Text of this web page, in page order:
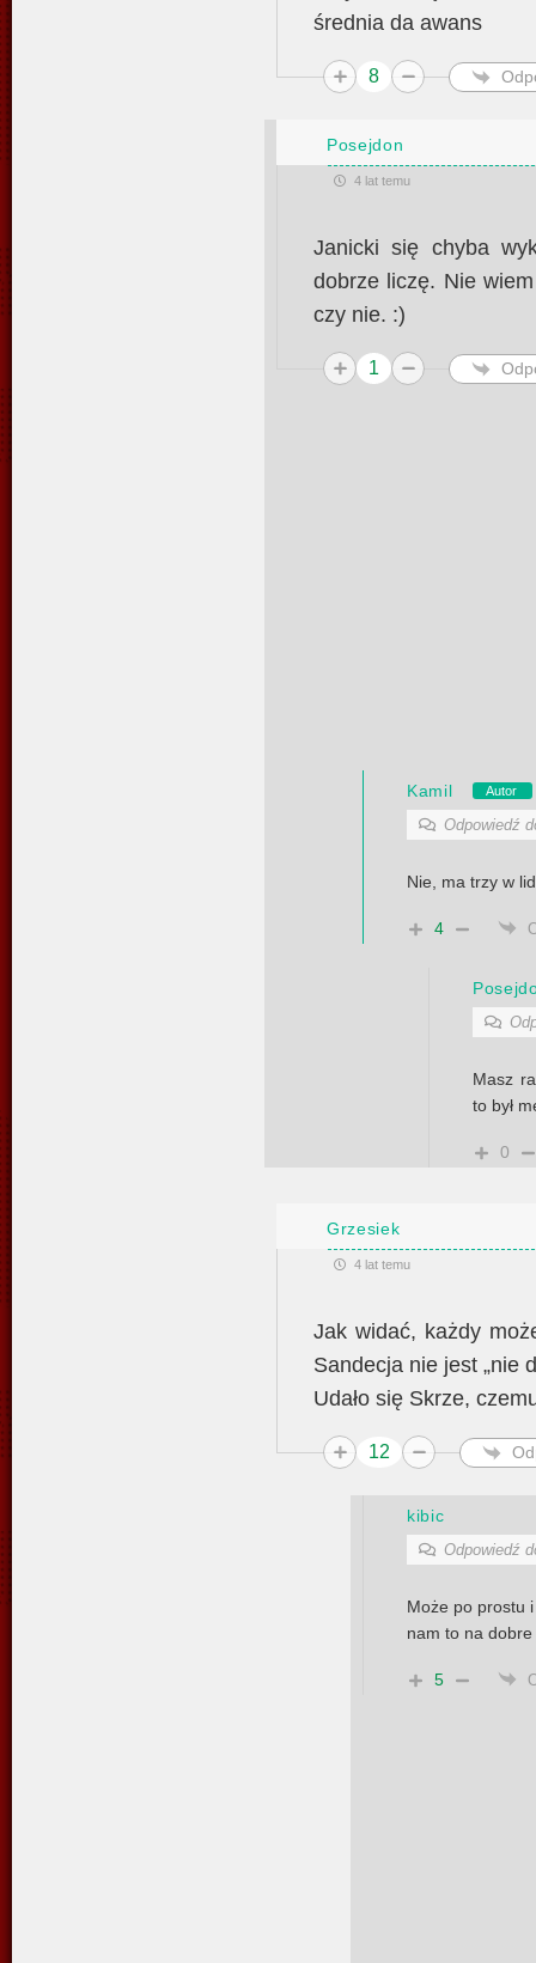
średnia da awans
8
Posejdon
4 lat temu
Janicki się chyba
dobrze liczę. Nie
czy nie. :)
1
Kamil Autor
Odpowiedź
Nie, ma trzy w
4
Masz
to był
0
Grzesiek
4 lat temu
Jak widać, każdy
Sandecja nie jest „nie
Udało się Skrze,
12
kibic
Odpowiedź
Może po prostu i
nam to na dobre
5